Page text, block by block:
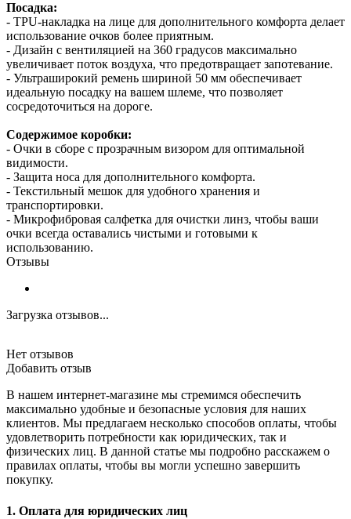
Посадка:
- TPU-накладка на лице для дополнительного комфорта делает
использование очков более приятным.
- Дизайн с вентиляцией на 360 градусов максимально
увеличивает поток воздуха, что предотвращает запотевание.
- Ультраширокий ремень шириной 50 мм обеспечивает
идеальную посадку на вашем шлеме, что позволяет
сосредоточиться на дороге.
Содержимое коробки:
- Очки в сборе с прозрачным визором для оптимальной
видимости.
- Защита носа для дополнительного комфорта.
- Текстильный мешок для удобного хранения и
транспортировки.
- Микрофибровая салфетка для очистки линз, чтобы ваши
очки всегда оставались чистыми и готовыми к
использованию.
Отзывы
Загрузка отзывов...
Нет отзывов
Добавить отзыв
В нашем интернет-магазине мы стремимся обеспечить
максимально удобные и безопасные условия для наших
клиентов. Мы предлагаем несколько способов оплаты, чтобы
удовлетворить потребности как юридических, так и
физических лиц. В данной статье мы подробно расскажем о
правилах оплаты, чтобы вы могли успешно завершить
покупку.
1. Оплата для юридических лиц